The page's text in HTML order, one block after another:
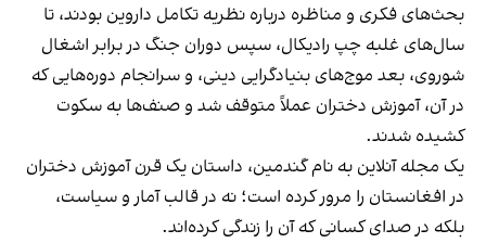
بحث‌های فکری و مناظره درباره نظریه تکامل داروین بودند، تا
سال‌های غلبه چپ رادیکال، سپس دوران جنگ در برابر اشغال
شوروی، بعد موج‌های بنیادگرایی دینی، و سرانجام دوره‌هایی که
در آن، آموزش دختران عملاً متوقف شد و صنف‌ها به سکوت
کشیده شدند.
یک مجله آنلاین به نام گندمین، داستان یک قرن آموزش دختران
در افغانستان را مرور کرده است؛ نه در قالب آمار و سیاست،
بلکه در صدای کسانی که آن را زندگی کرده‌اند.